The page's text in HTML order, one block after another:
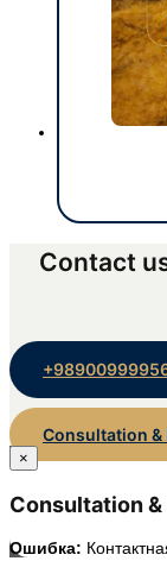
Contact
Consultation
×
Consultation
Ошибка: